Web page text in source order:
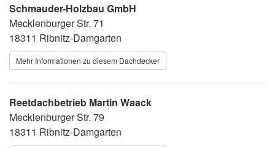
Schmauder-Holzbau GmbH
Mecklenburger Str. 71
18311 Ribnitz-Damgarten
Mehr Informationen zu diesem Dachdecker
Reetdachbetrieb Martin Waack
Mecklenburger Str. 79
18311 Ribnitz-Damgarten